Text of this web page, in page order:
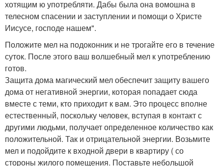
хотящим ю употребляти. Дабы была она вомошна в
телесном спасении и заступлении и помощи о Христе
Иисусе, господе нашем".
Положите мел на подоконник и не трогайте его в течение
суток. После этого ваш волшебный мел к употреблению
готов.
Защита дома магический мел обеспечит защиту вашего
дома от негативной энергии, которая попадает сюда
вместе с теми, кто приходит к вам. Это процесс вполне
естественный, поскольку человек, вступая в контакт с
другими людьми, получает определенное количество как
положительной. Так и отрицательной энергии. Возьмите
мел и подойдите к входной двери в квартиру ( со
стороны жилого помещения. Поставьте небольшой